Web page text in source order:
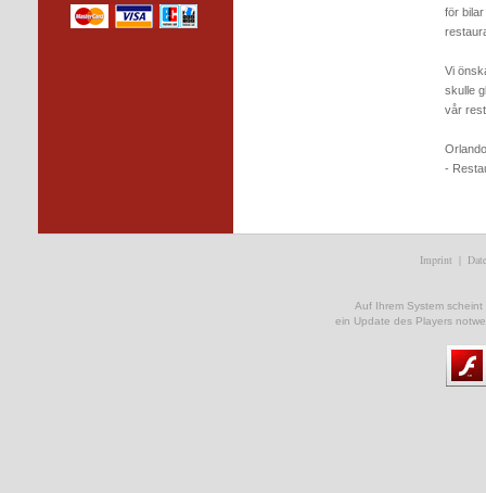
för
Vi
skulle
vår
-
Imprint |
Auf Ihrem System
ein Update des Players